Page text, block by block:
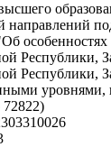
Республики,
Республики,